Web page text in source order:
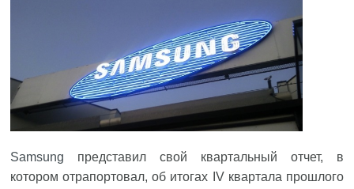
Samsung представил свой квартальный отчет, в
котором отрапортовал, об итогах IV квартала прошлого